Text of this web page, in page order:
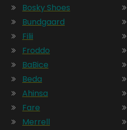
Bosky Shoes
Bundgaard
Filii
Froddo
BaBice
Beda
Ahinsa
Fare
Merrell